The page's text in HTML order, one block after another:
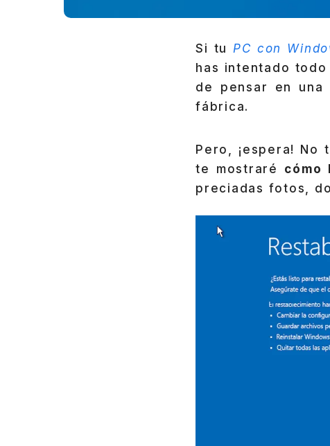
Si tuPC con
has intentado
de pensar en una
fábrica.
Pero, ¡espera!
te mostraré cómo
preciadas fotos,